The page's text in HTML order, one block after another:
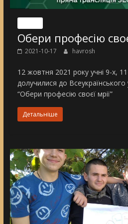
Обери професію
2021-10-17 havrosh
12 жовтня 2021 року учні 9-х,
долучилися до Всеукраїнського
“Обери професію своєї мрії”
Детальніше